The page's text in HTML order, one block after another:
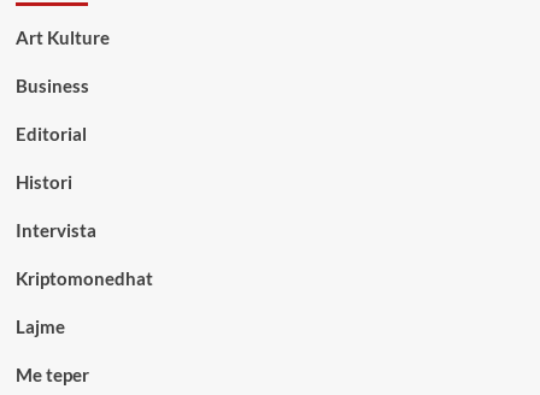
Art Kulture
Business
Editorial
Histori
Intervista
Kriptomonedhat
Lajme
Me teper